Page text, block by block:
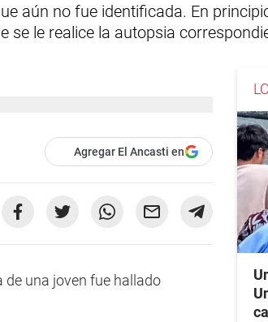
aún no fue identificada. En
se le realice la autopsia
Agregar El Ancasti en
de una joven fue hallado